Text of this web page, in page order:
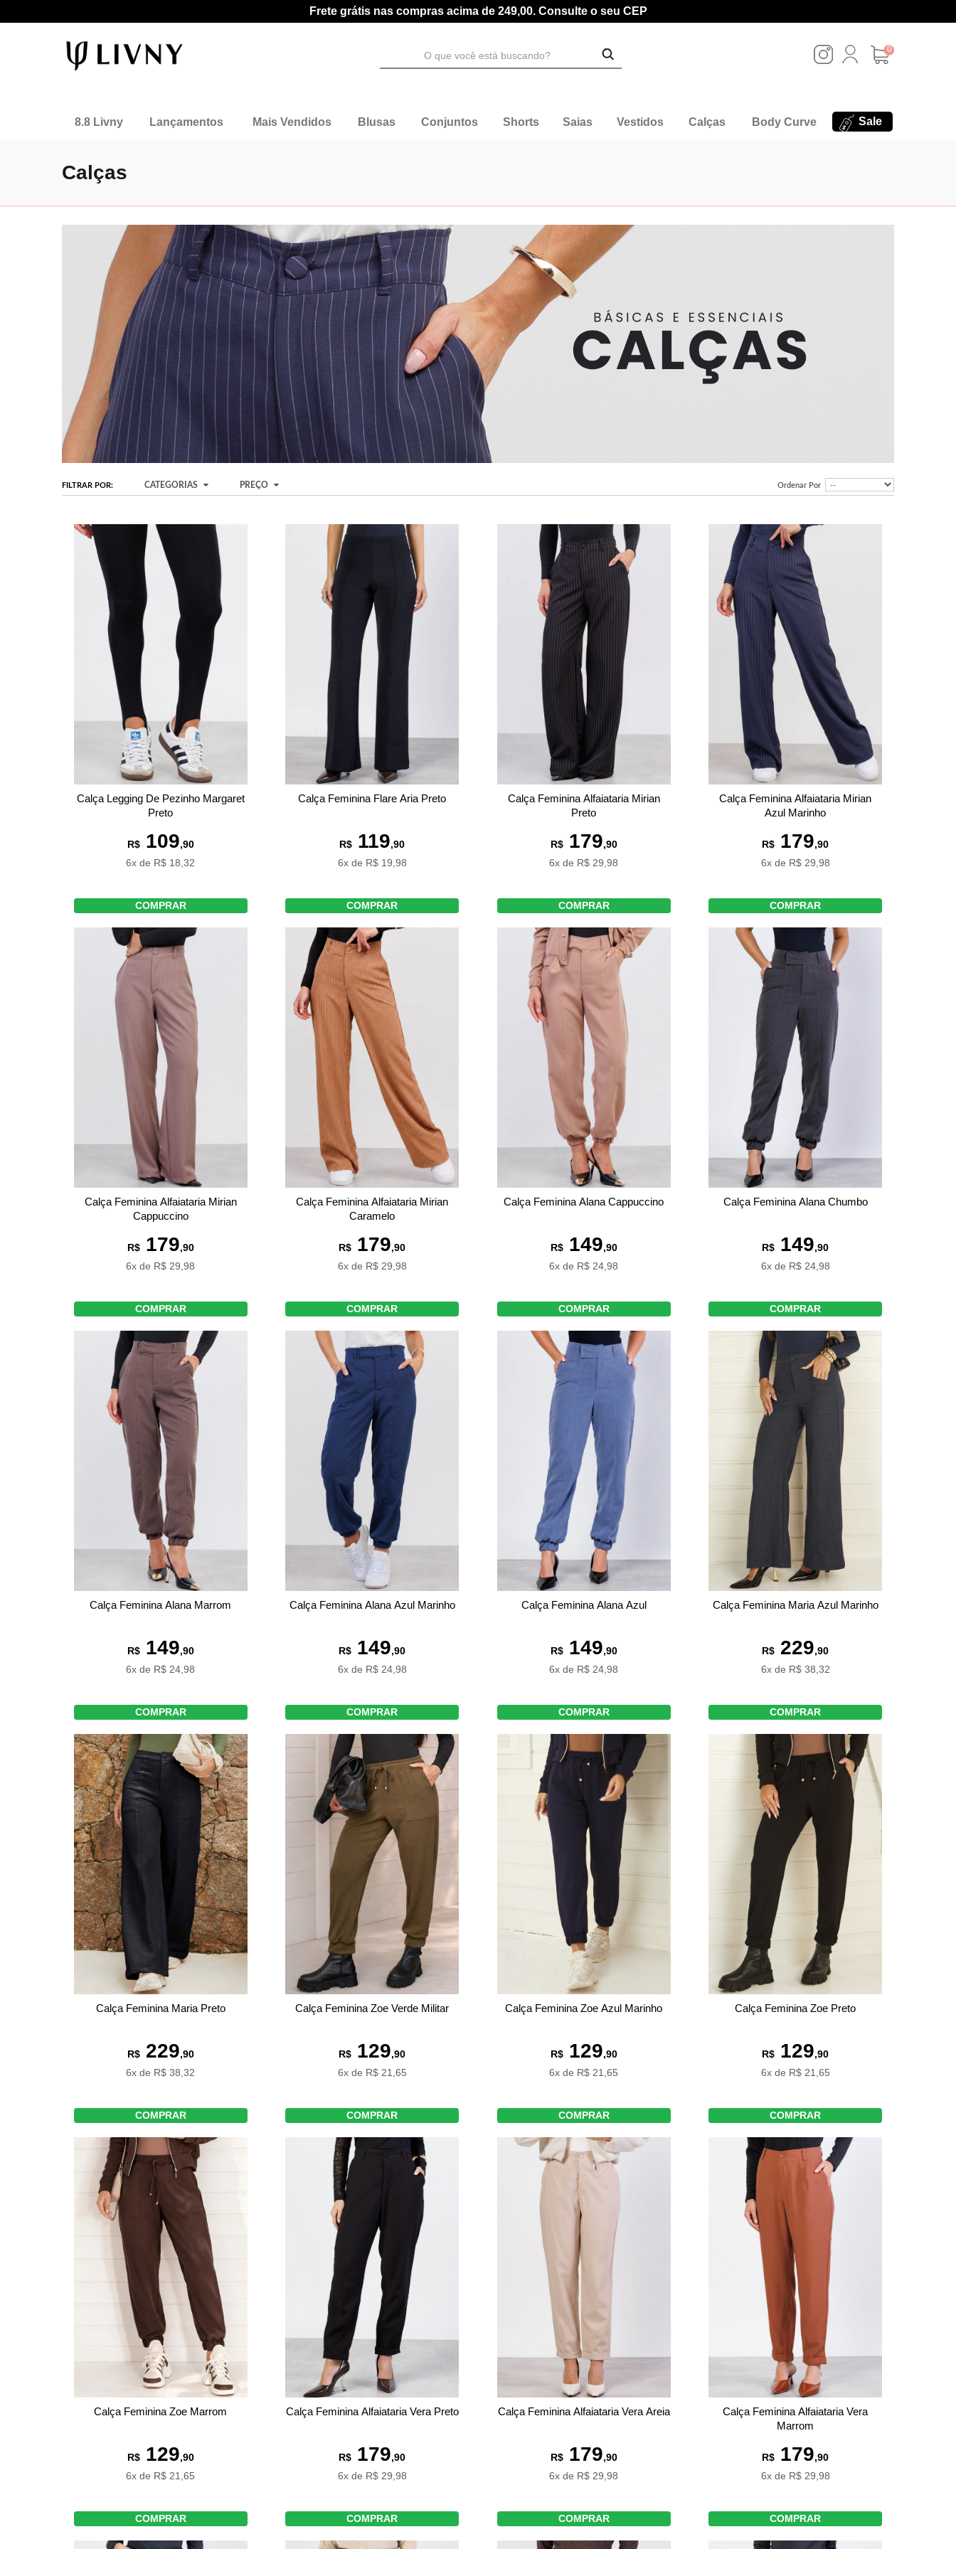
Frete grátis nas compras acima de 249,00. Consulte o seu CEP
0
8.8 Livny Lançamentos Mais Vendidos Blusas Conjuntos Shorts Saias Vestidos Calças Body Curve Sale
Calças
FILTRAR POR: CATEGORIAS PREÇO Ordenar Por
Calça Legging De Pezinho Margaret
Preto
R$109,90
6x de R$ 18,32
COMPRAR
Calça Feminina Flare Aria Preto
R$ 119,90
6x de R$ 19,98
COMPRAR
Calça Feminina Alfaiataria Mirian
Preto
R$179,90
6x de R$ 29,98
COMPRAR
Calça Feminina Alfaiataria Mirian
Azul Marinho
R$ 179,90
6x de R$ 29,98
COMPRAR
Calça Feminina Alfaiataria Mirian
Cappuccino
R$179,90
6x de R$ 29,98
COMPRAR
Calça Feminina Alfaiataria Mirian
Caramelo
R$ 179,90
6x de R$ 29,98
COMPRAR
Calça Feminina Alana Cappuccino
R$149,90
6x de R$ 24,98
COMPRAR
Calça Feminina Alana Chumbo
R$ 149,90
6x de R$ 24,98
COMPRAR
Calça Feminina Alana Marrom
R$149,90
6x de R$ 24,98
COMPRAR
Calça Feminina Alana Azul Marinho
R$ 149,90
6x de R$ 24,98
COMPRAR
Calça Feminina Alana Azul
R$149,90
6x de R$ 24,98
COMPRAR
Calça Feminina Maria Azul Marinho
R$ 229,90
6x de R$ 38,32
COMPRAR
Calça Feminina Maria Preto
R$229,90
6x de R$ 38,32
COMPRAR
Calça Feminina Zoe Verde Militar
R$ 129,90
6x de R$ 21,65
COMPRAR
Calça Feminina Zoe Azul Marinho
R$129,90
6x de R$ 21,65
COMPRAR
Calça Feminina Zoe Preto
R$ 129,90
6x de R$ 21,65
COMPRAR
Calça Feminina Zoe Marrom
R$129,90
6x de R$ 21,65
COMPRAR
Calça Feminina Alfaiataria Vera Preto
R$ 179,90
6x de R$ 29,98
COMPRAR
Calça Feminina Alfaiataria Vera Areia
R$179,90
6x de R$ 29,98
COMPRAR
Calça Feminina Alfaiataria Vera
Marrom
R$ 179,90
6x de R$ 29,98
COMPRAR